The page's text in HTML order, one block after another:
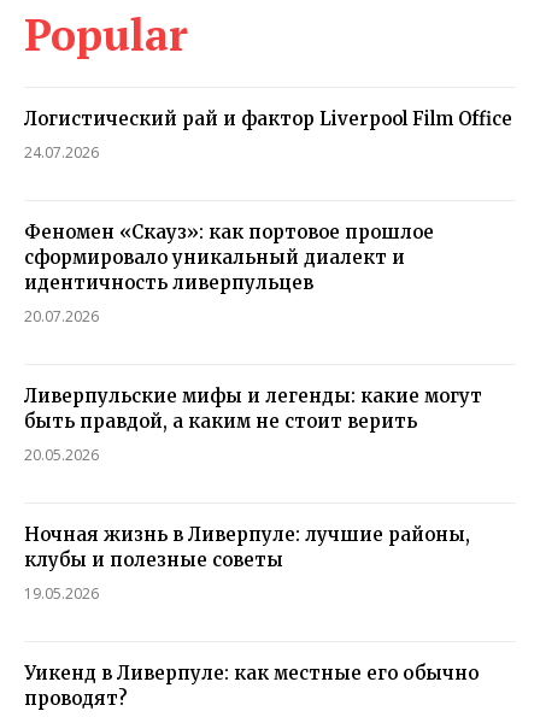
Popular
Логистический рай и фактор Liverpool Film Office
24.07.2026
Феномен «Скауз»: как портовое прошлое
сформировало уникальный диалект и
идентичность ливерпульцев
20.07.2026
Ливерпульские мифы и легенды: какие могут
быть правдой, а каким не стоит верить
20.05.2026
Ночная жизнь в Ливерпуле: лучшие районы,
клубы и полезные советы
19.05.2026
Уикенд в Ливерпуле: как местные его обычно
проводят?